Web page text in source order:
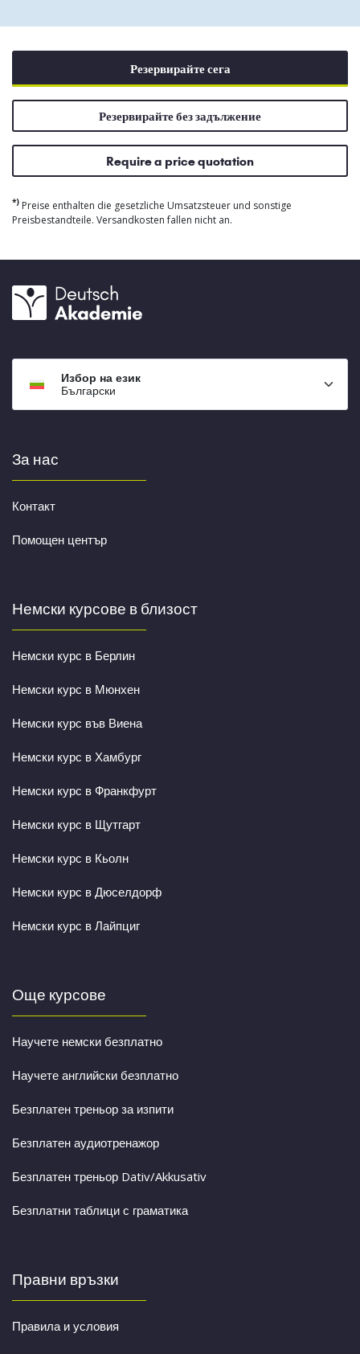
Резервирайте сега
Резервирайте без задължение
Require a price quotation
*) Preise enthalten die gesetzliche Umsatzsteuer und sonstige
Preisbestandteile. Versandkosten fallen nicht an.
Избор на език
Български
За нас
Контакт
Помощен център
Немски курсове в близост
Немски курс в Берлин
Немски курс в Мюнхен
Немски курс във Виена
Немски курс в Хамбург
Немски курс в Франкфурт
Немски курс в Щутгарт
Немски курс в Кьолн
Немски курс в Дюселдорф
Немски курс в Лайпциг
Още курсове
Научете немски безплатно
Научете английски безплатно
Безплатен треньор за изпити
Безплатен аудиотренажор
Безплатен треньор Dativ/Akkusativ
Безплатни таблици с граматика
Правни връзки
Правила и условия